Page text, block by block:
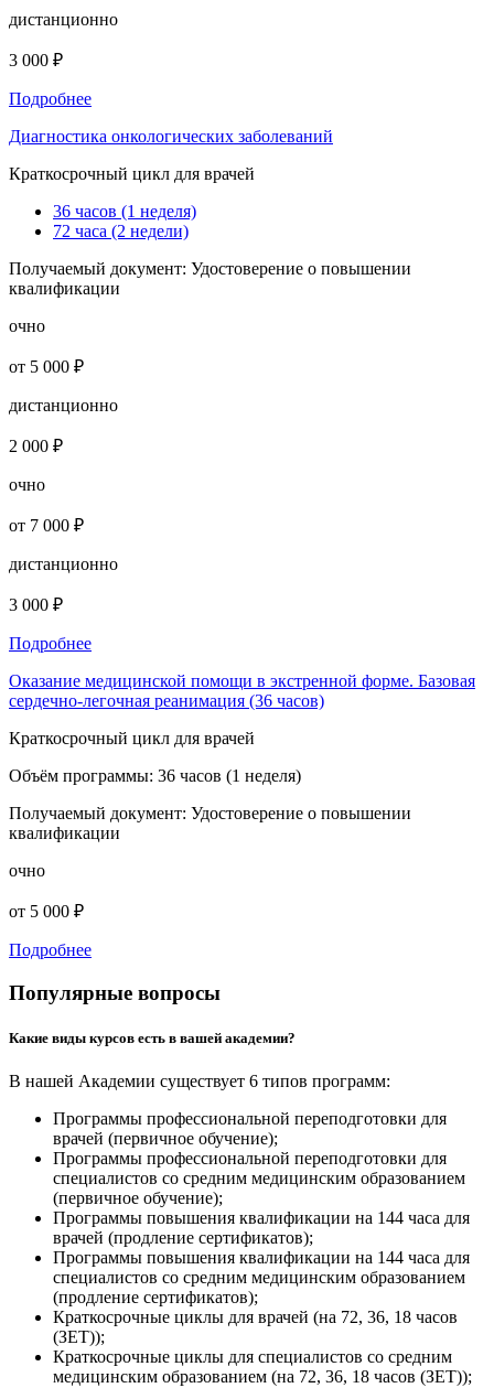
дистанционно
3 000 ₽
Подробнее
Диагностика онкологических заболеваний
Краткосрочный цикл для врачей
36 часов (1 неделя)
72 часа (2 недели)
Получаемый документ: Удостоверение о повышении
квалификации
очно
от 5 000 ₽
дистанционно
2 000 ₽
очно
от 7 000 ₽
дистанционно
3 000 ₽
Подробнее
Оказание медицинской помощи в экстренной форме. Базовая
сердечно-легочная реанимация (36 часов)
Краткосрочный цикл для врачей
Объём программы: 36 часов (1 неделя)
Получаемый документ: Удостоверение о повышении
квалификации
очно
от 5 000 ₽
Подробнее
Популярные вопросы
Какие виды курсов есть в вашей академии?
В нашей Академии существует 6 типов программ:
Программы профессиональной переподготовки для
врачей (первичное обучение);
Программы профессиональной переподготовки для
специалистов со средним медицинским образованием
(первичное обучение);
Программы повышения квалификации на 144 часа для
врачей (продление сертификатов);
Программы повышения квалификации на 144 часа для
специалистов со средним медицинским образованием
(продление сертификатов);
Краткосрочные циклы для врачей (на 72, 36, 18 часов
(ЗЕТ));
Краткосрочные циклы для специалистов со средним
медицинским образованием (на 72, 36, 18 часов (ЗЕТ));